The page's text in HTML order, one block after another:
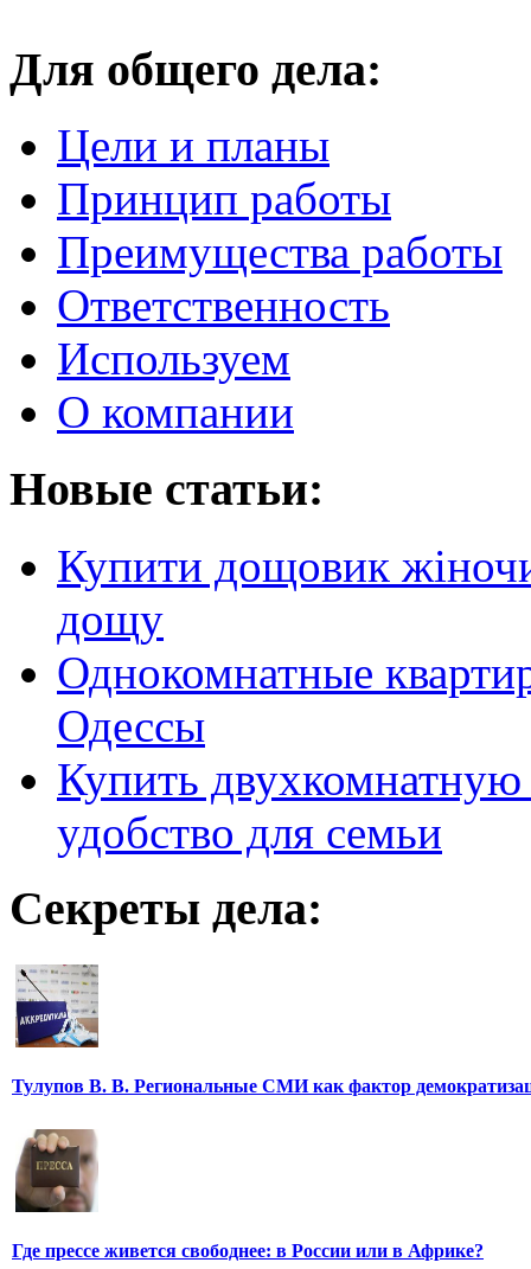
Для общего дела:
Цели и планы
Принцип работы
Преимущества работы
Ответственность
Используем
О компании
Новые статьи:
Купити дощовик
дощу
Однокомнатные
Одессы
Купить
удобство для семьи
Секреты дела:
Тулупов В. В. Региональные СМИ как фактор
Где прессе живется свободнее: в России или в Африке?